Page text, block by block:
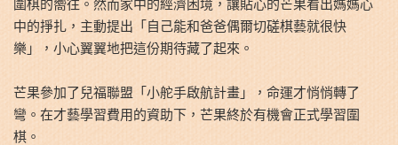
圍棋的嚮往。然而家中的經濟困境，讓貼心的芒果看出媽媽心
中的掙扎，主動提出「自己能和爸爸偶爾切磋棋藝就很快
樂」，小心翼翼地把這份期待藏了起來。
芒果參加了兒福聯盟「小舵手啟航計畫」，命運才悄悄轉了
彎。在才藝學習費用的資助下，芒果終於有機會正式學習圍
棋。